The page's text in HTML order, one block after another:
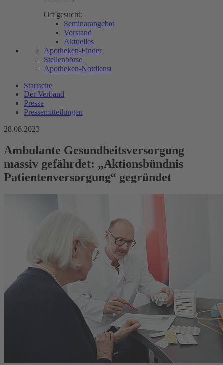
Oft gesucht:
Seminarangebot
Vorstand
Aktuelles
Apotheken-Finder
Stellenbörse
Apotheken-Notdienst
Startseite
Der Verband
Presse
Pressemitteilungen
28.08.2023
Ambulante Gesundheitsversorgung
massiv gefährdet: „Aktionsbündnis
Patientenversorgung“ gegründet